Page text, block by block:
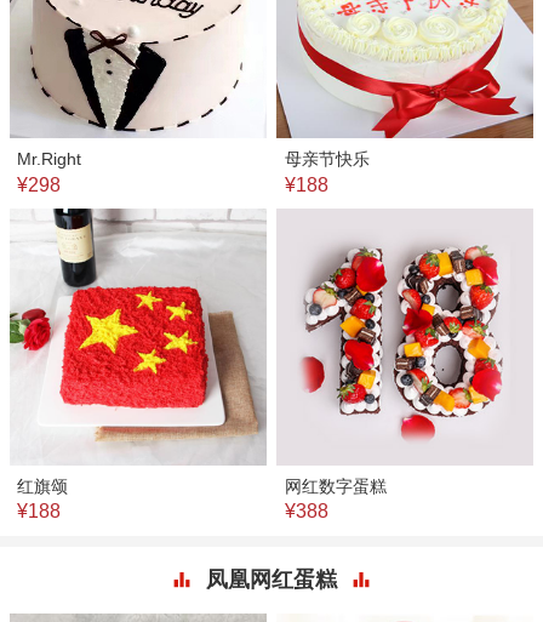
Mr.Right
¥298
母亲节快乐
¥188
红旗颂
¥188
网红数字蛋糕
¥388
凤凰网红蛋糕